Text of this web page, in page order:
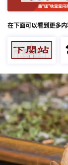
在下面可以看到更多